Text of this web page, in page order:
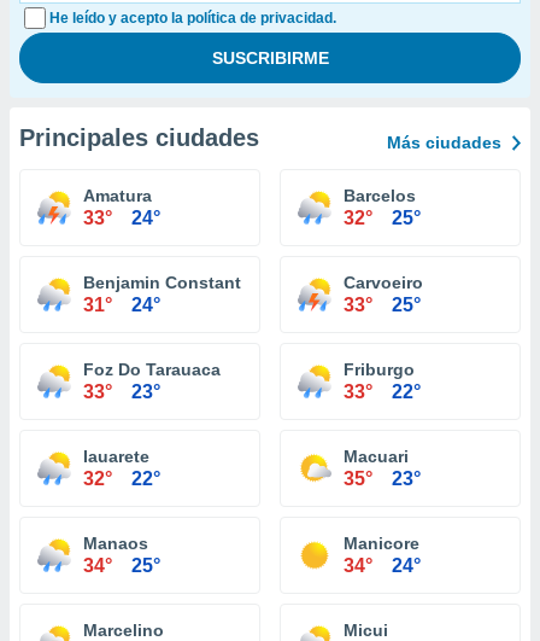
He leído y acepto la política de privacidad.
Principales ciudades Más ciudades
Amatura
33° 24°
Barcelos
32° 25°
Benjamin Constant
31° 24°
Carvoeiro
33° 25°
Foz Do Tarauaca
33° 23°
Friburgo
33° 22°
Iauarete
32° 22°
Macuari
35° 23°
Manaos
34° 25°
Manicore
34° 24°
Marcelino Micui